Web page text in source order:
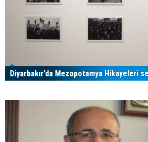
Diyarbakır’da Mezopotamya Hikayeleri